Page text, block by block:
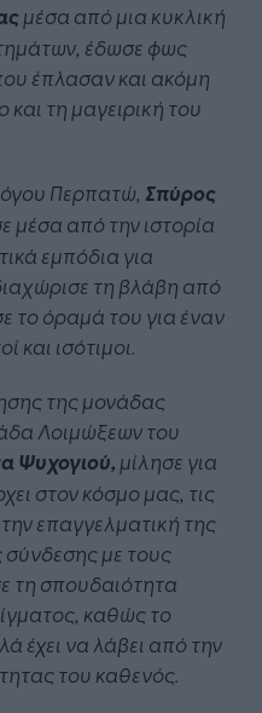
μέσα από μια κυκλική
έδωσε φως
έπλασαν και ακόμη
τη μαγειρική του
Περπατώ, Σπύρος
μέσα από την ιστορία
εμπόδια για
τη βλάβη από
το όραμά του για έναν
και ισότιμοι.
της μονάδας
Λοιμώξεων του
Ψυχογιού, μίλησε για
στον κόσμο μας, τις
επαγγελματική της
σύνδεσης με τους
τη σπουδαιότητα
καθώς το
έχει να λάβει από την
του καθενός.